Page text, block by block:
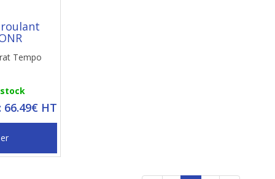
Tempo
66.49€ HT